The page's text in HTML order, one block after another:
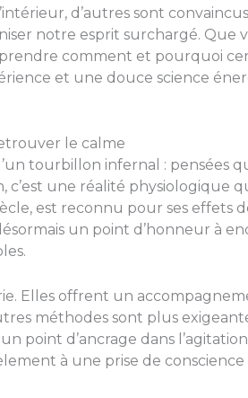
d’autres sont
notre esprit surchargé. Que
comment et pourquoi
et une douce science
le calme
tourbillon infernal : pensées
c’est une réalité physiologique
est reconnu pour ses effets
un point d’honneur à
Elles offrent un
méthodes sont plus
point d’ancrage dans
à une prise de conscience